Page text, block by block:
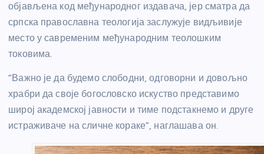
објављена код међународног издавача, јер сматра да
српска православна теологија заслужује видљивије
место у савременим међународним теолошким
токовима.
“Важно је да будемо слободни, одговорни и довољно
храбри да своје богословско искуство представимо
широј академској јавности и тиме подстакнемо и друге
истраживаче на сличне кораке”, наглашава он.